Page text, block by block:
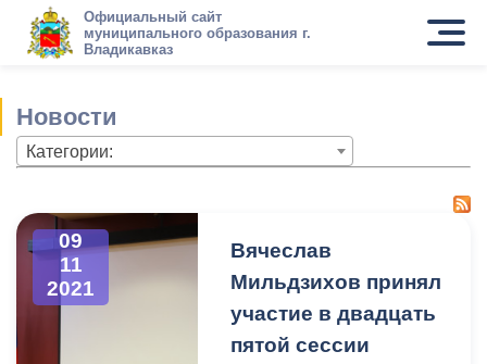
Официальный сайт
муниципального образования г.
Владикавказ
Новости
Категории:
09
11
2021
Вячеслав
Мильдзихов принял
участие в двадцать
пятой сессии